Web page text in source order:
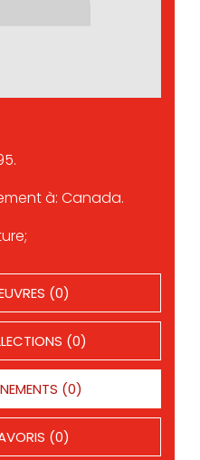
à: Canada.
(0)
(0)
(0)
(0)